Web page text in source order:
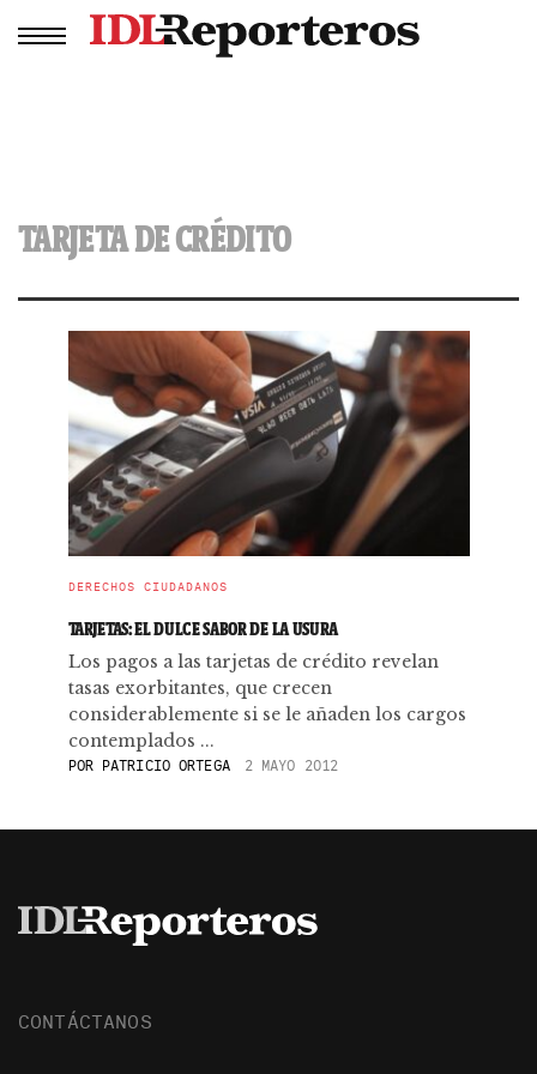
TARJETA DE CRÉDITO
DERECHOS CIUDADANOS
TARJETAS: EL DULCE SABOR DE LA USURA
Los pagos a las tarjetas de crédito revelan
tasas exorbitantes, que crecen
considerablemente si se le añaden los cargos
contemplados ...
POR PATRICIO ORTEGA 2 MAYO 2012
CONTÁCTANOS